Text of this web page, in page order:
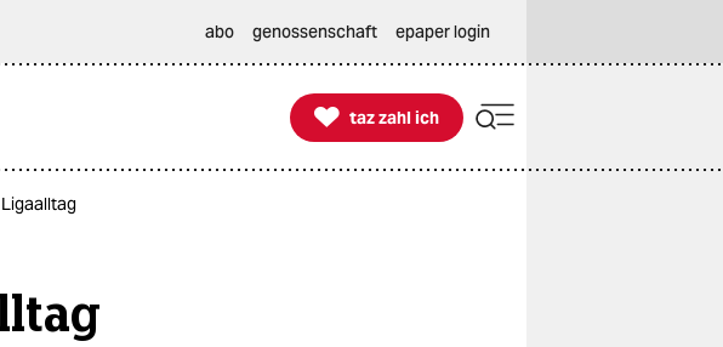
abo genossenschaft epaper login

taz zahl ich
taz zahl ich